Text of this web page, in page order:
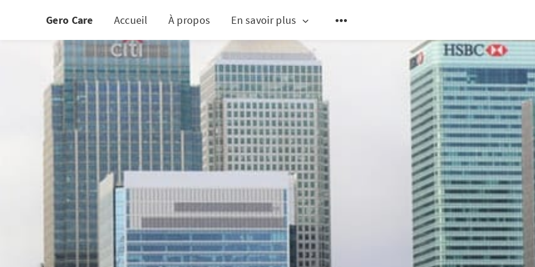
Gero Care Accueil À propos En savoir plus